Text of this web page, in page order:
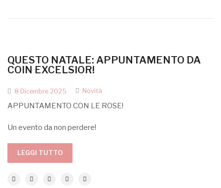
QUESTO NATALE: APPUNTAMENTO DA
COIN EXCELSIOR!
8 Dicembre 2025 Novità
APPUNTAMENTO CON LE ROSE!
Un evento da non perdere!
LEGGI TUTTO